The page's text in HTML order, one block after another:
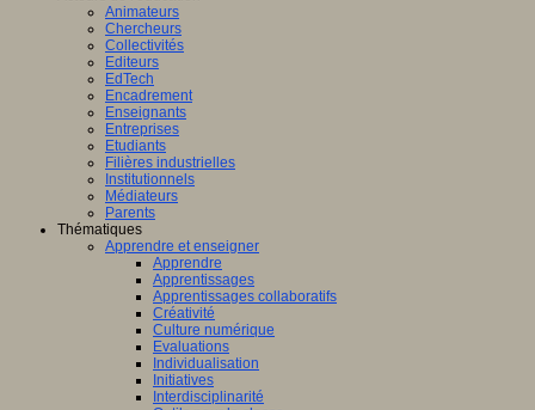
Animateurs
Chercheurs
Collectivités
Editeurs
EdTech
Encadrement
Enseignants
Entreprises
Etudiants
Filières industrielles
Institutionnels
Médiateurs
Parents
Thématiques
Apprendre et enseigner
Apprendre
Apprentissages
Apprentissages collaboratifs
Créativité
Culture numérique
Evaluations
Individualisation
Initiatives
Interdisciplinarité